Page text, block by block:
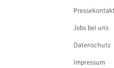
Jobs bei uns
Datenschutz
Impressum